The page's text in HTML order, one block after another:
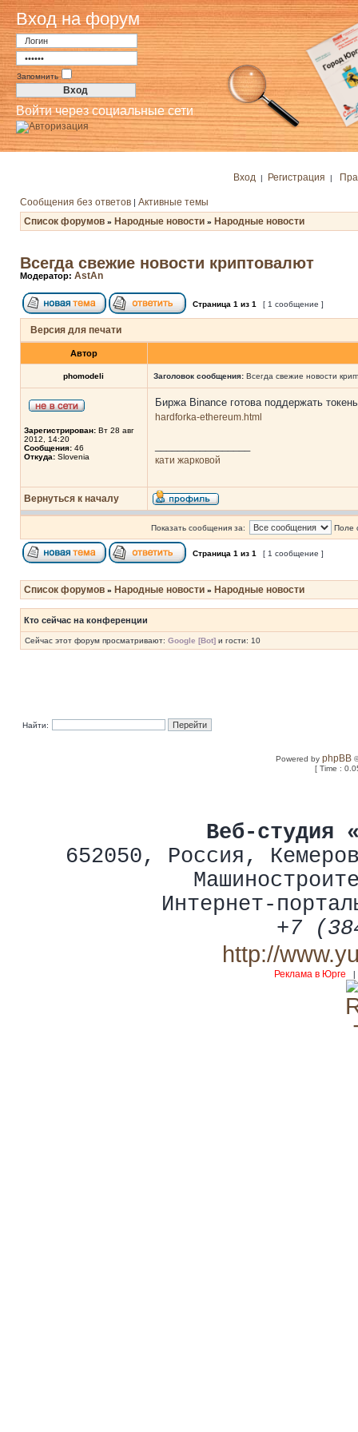
Вход на форум
Запомнить
Войти через социальные сети
Вход | Регистрация |
Сообщения без ответов | Активные темы
Список форумов » Народные новости » Народные новости
Всегда свежие новости криптовалют
Модератор: AstAn
Страница 1 из 1 [ 1 сообщение ]
Версия для печати
Автор
phomodeli Заголовок сообщения: Всегда свежие новости
Зарегистрирован: Вт 28 авг
2012, 14:20
Сообщения: 46
Откуда: Slovenia
Биржа Binance готова поддержать
hardforka-ethereum.html
кати жарковой
Вернуться к началу
Показать сообщения за: Поле
Страница 1 из 1 [ 1 сообщение ]
Список форумов » Народные новости » Народные новости
Кто сейчас на конференции
Сейчас этот форум просматривают: Google [Bot] и гости: 10
Найти:
Powered byphpBB
[ Time :
Веб-студия
652050, Россия ,
Интернет-
+7
http://
Реклама в Юрге